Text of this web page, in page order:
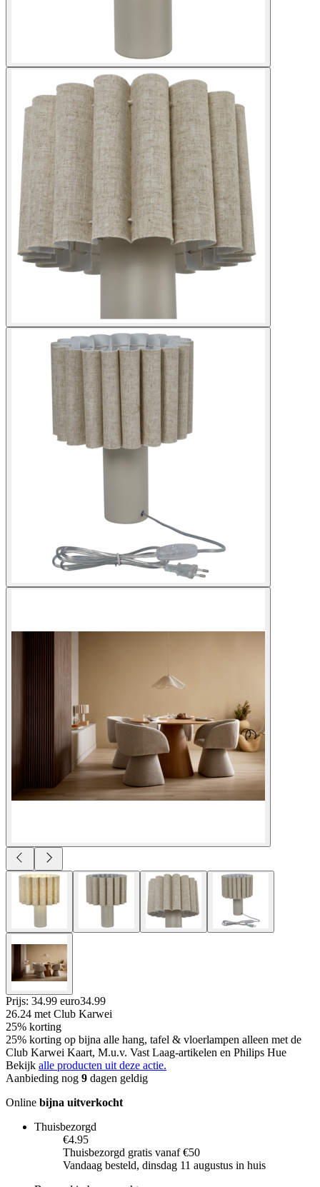
Prijs: 34.99 euro34.99
26.24 met Club Karwei
25% korting
25% korting op bijna alle hang, tafel & vloerlampen alleen met de
Club Karwei Kaart, M.u.v. Vast Laag-artikelen en Philips Hue
Bekijk alle producten uit deze actie.
Aanbieding nog 9 dagen geldig
Online bijna uitverkocht
Thuisbezorgd
€4.95
Thuisbezorgd gratis vanaf €50
Vandaag besteld, dinsdag 11 augustus in huis